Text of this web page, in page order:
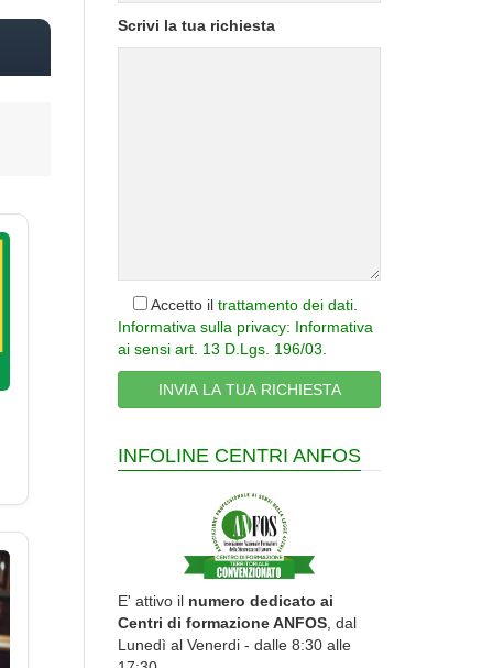
Scrivi la tua richiesta
Accetto il trattamento dei dati
Informativa sulla privacy: Informativa
ai sensi art. 13 D.Lgs. 196/03
INFOLINE CENTRI ANFOS
E' attivo il numero dedicato ai
Centri di formazione ANFOS , dal
Lunedì al Venerdi - dalle 8:30 alle